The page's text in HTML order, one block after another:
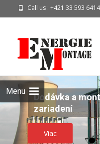
Call us : +421 33 593 6414
Menu
Dodávka a
zariadení
Viac